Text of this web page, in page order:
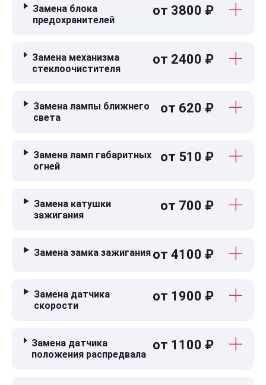
Замена блока
предохранителей
от 3800 ₽
Замена механизма
стеклоочистителя
от 2400 ₽
Замена лампы ближнего
света
от 620 ₽
Замена ламп габаритных
огней
от 510 ₽
Замена катушки
зажигания
от 700 ₽
Замена замка зажигания от 4100 ₽
Замена датчика
скорости
от 1900 ₽
Замена датчика
положения распредвала
от 1100 ₽